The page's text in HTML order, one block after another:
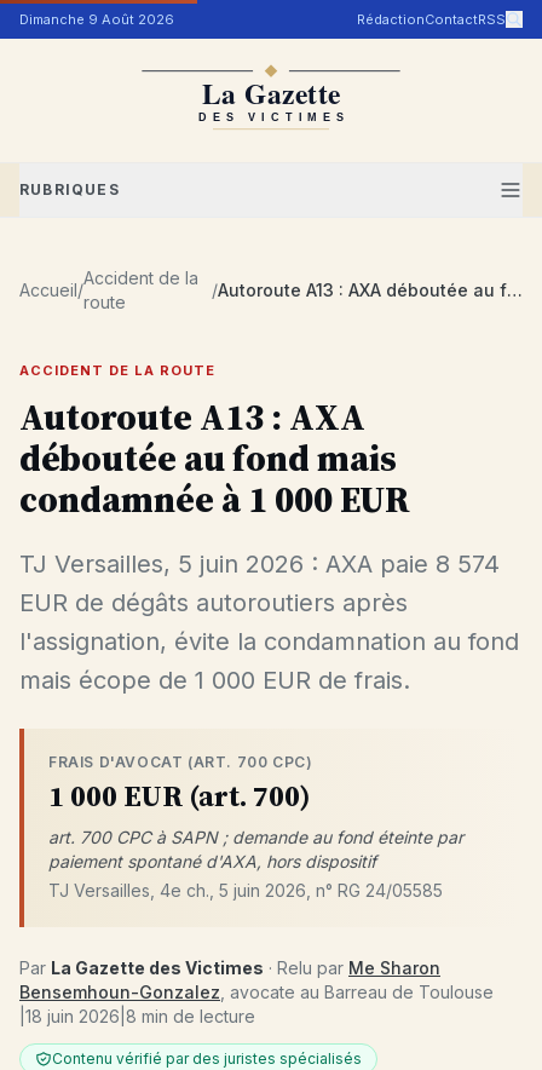
Aller au contenu
Dimanche 9 Août 2026 RédactionContactRSS
RUBRIQUES
Accueil/
Accident de la
route
/ Autoroute A13 : AXA déboutée au fond mais condamnée à 1 000 EUR
ACCIDENT DE LA ROUTE
Autoroute A13 : AXA
déboutée au fond mais
condamnée à 1 000 EUR
TJ Versailles, 5 juin 2026 : AXA paie 8 574
EUR de dégâts autoroutiers après
l'assignation, évite la condamnation au fond
mais écope de 1 000 EUR de frais.
FRAIS D'AVOCAT (ART. 700 CPC)
1 000 EUR (art. 700)
art. 700 CPC à SAPN ; demande au fond éteinte par
paiement spontané d'AXA, hors dispositif
TJ Versailles, 4e ch., 5 juin 2026, n° RG 24/05585
Par La Gazette des Victimes · Relu par Me Sharon
Bensemhoun-Gonzalez , avocate au Barreau de Toulouse
18 juin 2026 8 min de lecture
Contenu vérifié par des juristes spécialisés